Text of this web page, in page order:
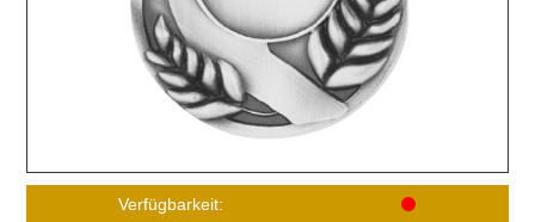
Verfügbarkeit: